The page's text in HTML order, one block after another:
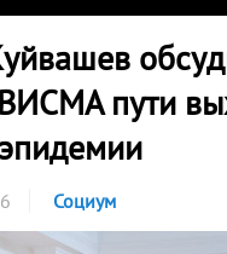
пути
Социум